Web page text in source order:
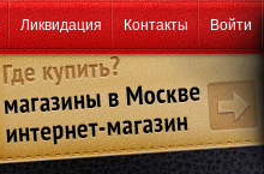
Ликвидация Контакты Войти